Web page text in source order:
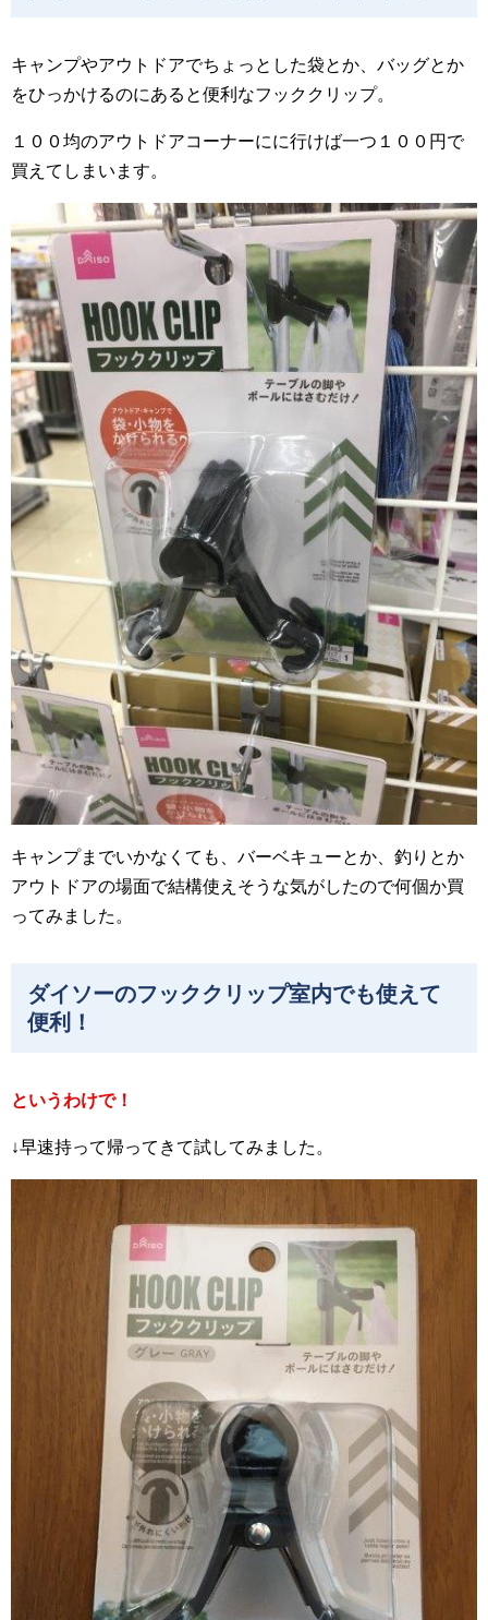
キャンプやアウトドアでちょっとした袋とか、バッグとか
をひっかけるのにあると便利なフッククリップ。
１００均のアウトドアコーナーにに行けば一つ１００円で
買えてしまいます。
キャンプまでいかなくても、バーベキューとか、釣りとか
アウトドアの場面で結構使えそうな気がしたので何個か買
ってみました。
ダイソーのフッククリップ室内でも使えて
便利！
というわけで！
↓早速持って帰ってきて試してみました。